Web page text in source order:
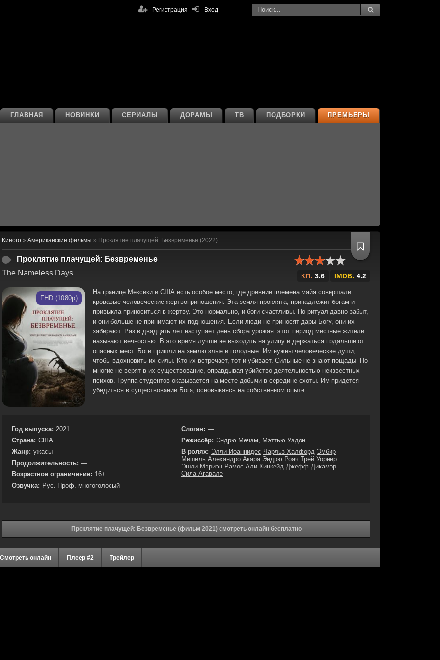
Вход
Регистрация
ПРЕМЬЕРЫ
ПОДБОРКИ
ТВ
ДОРАМЫ
СЕРИАЛЫ
НОВИНКИ
ГЛАВНАЯ
Киного » Американские фильмы » Проклятие плачущей: Безвременье (2022)
Проклятие плачущей: Безвременье
The Nameless Days
КП: 3.6 IMDB: 4.2
FHD (1080p)
На границе Мексики и США есть особое место, где древние племена майя совершали
кровавые человеческие жертвоприношения. Эта земля проклята, принадлежит богам и
привыкла приноситься в жертву. Это нормально, и боги счастливы. Но ритуал давно забыт,
и они больше не принимают их подношения. Если люди не приносят дары Богу, они их
забирают. Раз в двадцать лет наступает день сбора урожая: этот период местные жители
называют вечностью. В это время лучше не выходить на улицу и держаться подальше от
опасных мест. Боги пришли на землю злые и голодные. Им нужны человеческие души,
чтобы вдохновить их силы. Кто их встречает, тот и убивает. Сильные не знают пощады. Но
многие не верят в их существование, оправдывая убийство деятельностью неизвестных
психов. Группа студентов оказывается на месте добычи в середине охоты. Им придется
убедиться в существовании Бога, основываясь на собственном опыте.
Год выпуска: 2021
Страна: США
Жанр: ужасы
Продолжительность: —
Возрастное ограничение: 16+
Озвучка: Рус. Проф. многоголосый
Слоган: —
Режиссёр: Эндрю Мечэм, Мэттью Уэдон
В ролях: Элли Иоаннидес Чарльз Халфорд Эмбир
Мишель Алехандро Акара Эндрю Роач Трей Уорнер
Эшли Мэриэн Рамос Али Кинкейд Джефф Дикамор
Сила Агавале
Проклятие плачущей: Безвременье (фильм 2021) смотреть онлайн бесплатно
Смотреть онлайн Плеер #2 Трейлер